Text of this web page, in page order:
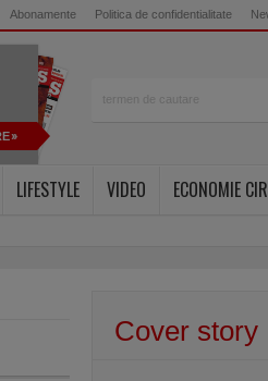
Abonamente Politica de confidentialitate
LIFESTYLE VIDEO ECONOMIE
Cover story